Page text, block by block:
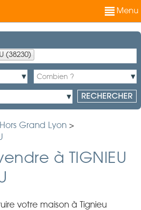
Menu
(38230)
Grand Lyon >
à TIGNIEU
votre maison à Tignieu